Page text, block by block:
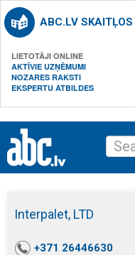
ABC.LV SKAITĻOS
LIETOTĀJI ONLINE
AKTĪVIE UZŅĒMUMI
NOZARES RAKSTI
EKSPERTU ATBILDES
Interpalet, LTD
+371 26446630